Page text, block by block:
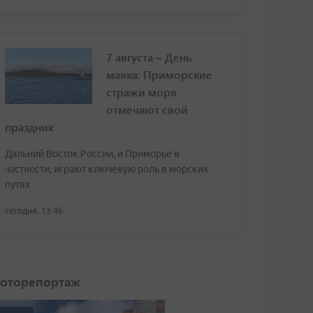
7 августа – День
маяка: Приморские
стражи моря
отмечают свой
праздник
Дальний Восток России, и Приморье в
частности, играют ключевую роль в морских
путях
сегодня, 13:46